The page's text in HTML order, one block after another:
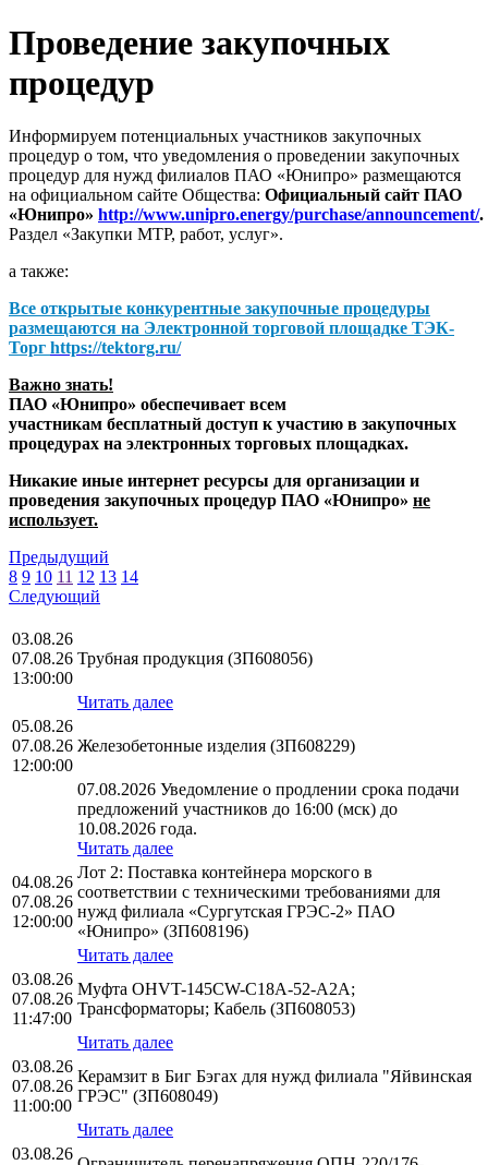
Проведение закупочных
процедур
Информируем потенциальных участников закупочных
процедур о том, что уведомления о проведении закупочных
процедур для нужд филиалов ПАО «Юнипро» размещаются
на официальном сайте Общества: Официальный сайт ПАО
«Юнипро» http://www.unipro.energy/purchase/announcement/.
Раздел «Закупки МТР, работ, услуг».
а также:
Все открытые конкурентные закупочные процедуры
размещаются на Электронной торговой площадке ТЭК-
Торг https://tektorg.ru/
Важно знать!
ПАО «Юнипро» обеспечивает всем
участникам бесплатный доступ к участию в закупочных
процедурах на электронных торговых площадках.
Никакие иные интернет ресурсы для организации и
проведения закупочных процедур ПАО «Юнипро» не
использует.
Предыдущий
8 9 10 11 12 13 14
Следующий
03.08.26
07.08.26
13:00:00
Трубная продукция (ЗП608056)
Читать далее
05.08.26
07.08.26
12:00:00
Железобетонные изделия (ЗП608229)
07.08.2026 Уведомление о продлении срока подачи
предложений участников до 16:00 (мск) до
10.08.2026 года.
Читать далее
04.08.26
07.08.26
12:00:00
Лот 2: Поставка контейнера морского в
соответствии с техническими требованиями для
нужд филиала «Сургутская ГРЭС-2» ПАО
«Юнипро» (ЗП608196)
Читать далее
03.08.26
07.08.26
11:47:00
Муфта OHVT-145CW-C18A-52-A2A;
Трансформаторы; Кабель (ЗП608053)
Читать далее
03.08.26
07.08.26
11:00:00
Керамзит в Биг Бэгах для нужд филиала "Яйвинская
ГРЭС" (ЗП608049)
Читать далее
03.08.26